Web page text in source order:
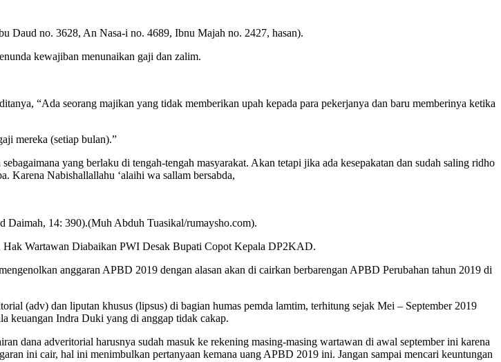
Daud no. 3628, An Nasa-i no. 4689, Ibnu Majah no. 2427, hasan).
kewajiban menunaikan gaji dan zalim.
“Ada seorang majikan yang tidak memberikan upah kepada para pekerjanya dan baru memberinya ketika
mereka (setiap bulan).”
yang berlaku di tengah-tengah masyarakat. Akan tetapi jika ada kesepakatan dan sudah saling ridho
Karena Nabishallallahu ‘alaihi wa sallam bersabda,
Daimah, 14: 390).(Muh Abduh Tuasikal/rumaysho.com).
Hak Wartawan Diabaikan PWI Desak Bupati Copot Kepala DP2KAD.
anggaran APBD 2019 dengan alasan akan di cairkan berbarengan APBD Perubahan tahun 2019 di
(adv) dan liputan khusus (lipsus) di bagian humas pemda lamtim, terhitung sejak Mei – September 2019
keuangan Indra Duki yang di anggap tidak cakap.
dana adveritorial harusnya sudah masuk ke rekening masing-masing wartawan di awal september ini karena
ini cair, hal ini menimbulkan pertanyaan kemana uang APBD 2019 ini. Jangan sampai mencari keuntungan